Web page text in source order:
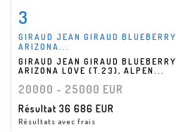
3
GIRAUD JEAN GIRAUD BLUEBERRY
ARIZONA...
GIRAUD JEAN GIRAUD BLUEBERRY
ARIZONA LOVE (T.23), ALPEN...
20000 - 25000 EUR
Résultat 36 686 EUR
Résultats avec frais